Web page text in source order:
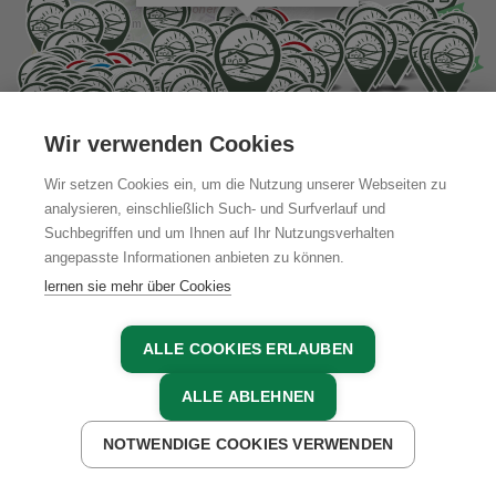
Wochentagen und 2-5x pro Tag am
Wochenende und an Feiertagen.
Anreise mit Zug möglich (nächster Bahnhof:
Taxi
Normalerweise fahren Züge 2-5x pro Tag an
Wochentagen und 2-5x pro Tag am
Wochenende und an Feiertagen.
In unserer Gemeinde gibt es folgendes
Mobilitätsangebot: Wanderbus, Fahrrad-Verleih
Lademöglichkeit für E-Autos am Betrieb
Wir bieten folgende Verpflegung am
Schladming-Dachstein
Legende
Ab-Hof & Bauernladen
Genussecke
BauernmarktJETZT ANFRAGEN
Wir verwenden Cookies
Wir setzen Cookies ein, um die Nutzung unserer Webseiten zu
analysieren, einschließlich Such- und Surfverlauf und
Suchbegriffen und um Ihnen auf Ihr Nutzungsverhalten
angepasste Informationen anbieten zu können.
lernen sie mehr über Cookies
ALLE COOKIES ERLAUBEN
ALLE ABLEHNEN
NOTWENDIGE COOKIES VERWENDEN